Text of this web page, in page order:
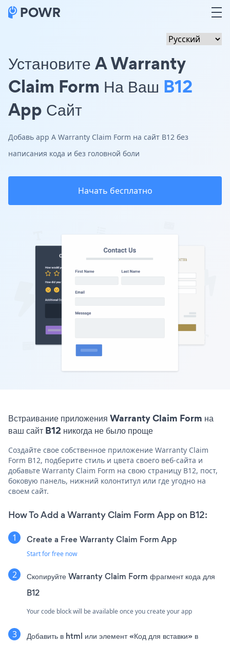
Установите A Warranty
Claim Form На Ваш B12
App Сайт
Добавь app A Warranty Claim Form на сайт B12 без
написания кода и без головной боли
Начать бесплатно
Встраивание приложения Warranty Claim Form на
ваш сайт B12 никогда не было проще
Создайте свое собственное приложение Warranty Claim
Form B12, подберите стиль и цвета своего веб-сайта и
добавьте Warranty Claim Form на свою страницу B12, пост,
боковую панель, нижний колонтитул или где угодно на
своем сайт.
How To Add a Warranty Claim Form App on B12:
Create a Free Warranty Claim Form App
Start for free now
Скопируйте Warranty Claim Form фрагмент кода для
B12
Your code block will be available once you create your app
Добавить в html или элемент «Код для вставки» в